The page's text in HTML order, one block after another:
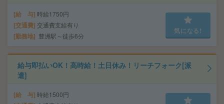
給 与 時給1750円
交通費 交通費支給有り
勤務地 豊洲駅～徒歩6分
気になる!
給与即払いOK！高時給！土日休み！リーチフォーク[派
遣]
給 与 時給1500円